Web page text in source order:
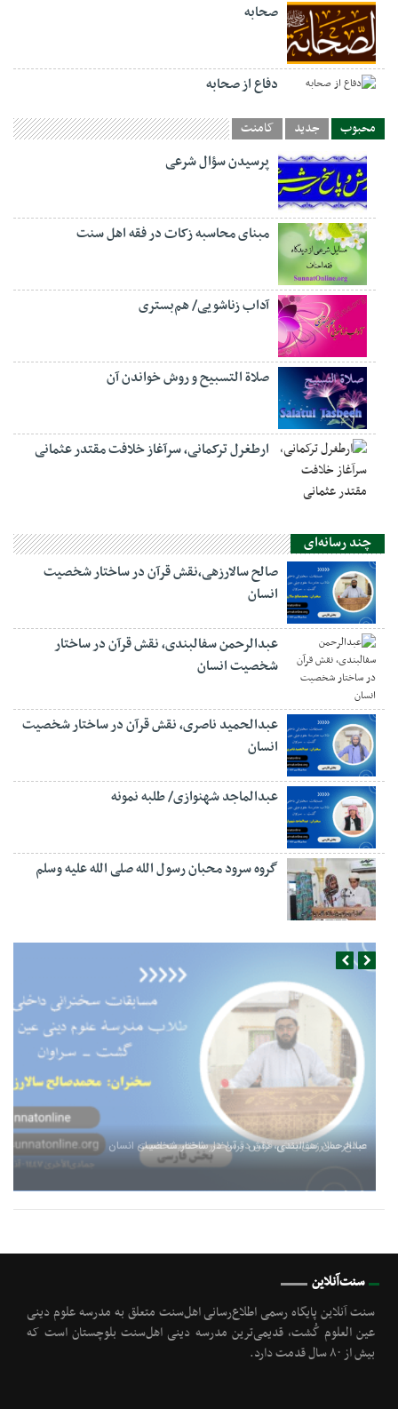
صحابه
دفاع از صحابه
محبوب جدید کامنت
پرسیدن سؤال شرعی
مبنای محاسبه زکات در فقه اهل سنت
آداب زناشویی/ هم‌بستری
صلاة التسبيح و روش خواندن آن
ارطغرل ترکمانی، سرآغاز خلافت مقتدر عثمانی
چند رسانه‌ای
صالح سالارزهی،‌نقش قرآن در ساختار شخصیت
انسان
عبدالرحمن سفالبندی، نقش قرآن در ساختار
شخصیت انسان
عبدالحمید ناصری، نقش قرآن در ساختار شخصیت
انسان
عبدالماجد شهنوازی/ طلبه نمونه
گروه سرود محبان رسول الله صلی الله علیه وسلم
صالح سالارزهی،‌نقش قرآن در ساختار شخصیت انسان
عبدالرحمن سفالبندی، نقش قرآن در ساختار شخصیت انسان
سنت‌آنلاین
سنت آنلاین پایگاه رسمی اطلاع‌رسانی اهل‌سنت متعلق به مدرسه علوم دینی
عین العلوم گُشت, قدیمی‌ترین مدرسه دینی اهل‌سنت بلوچستان است که
بیش از ۸۰ سال قدمت دارد.